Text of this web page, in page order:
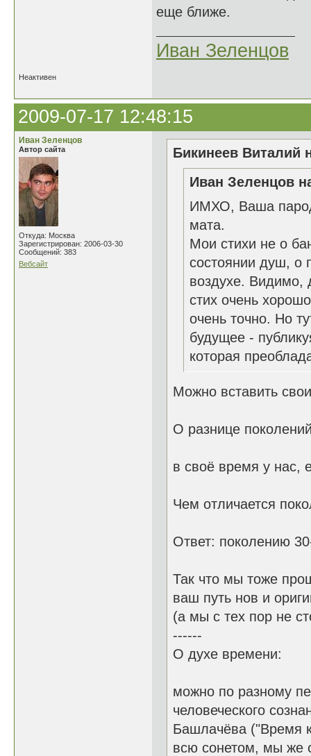
еще ближе.
Иван Зеленцов
Неактивен
2009-07-17 12:48:15
Иван Зеленцов
Автор сайта
Откуда: Москва
Зарегистрирован: 2006-03-30
Сообщений: 383
Вебсайт
Бикинеев Виталий
Иван Зеленцов
ИМХО, Ваша
мата.
Мои стихи не о
состоянии душ, о
воздухе. Видимо,
стих очень
очень точно. Но
будущее -
которая
Можно вставить
О разнице
в своё время у нас,
Чем отличается
Ответ: поколению
Так что мы тоже
ваш путь нов и
(а мы с тех пор не
------
О духе времени:
можно по разному
человеческого
Башлачёва ("Время
всю сонетом, мы же